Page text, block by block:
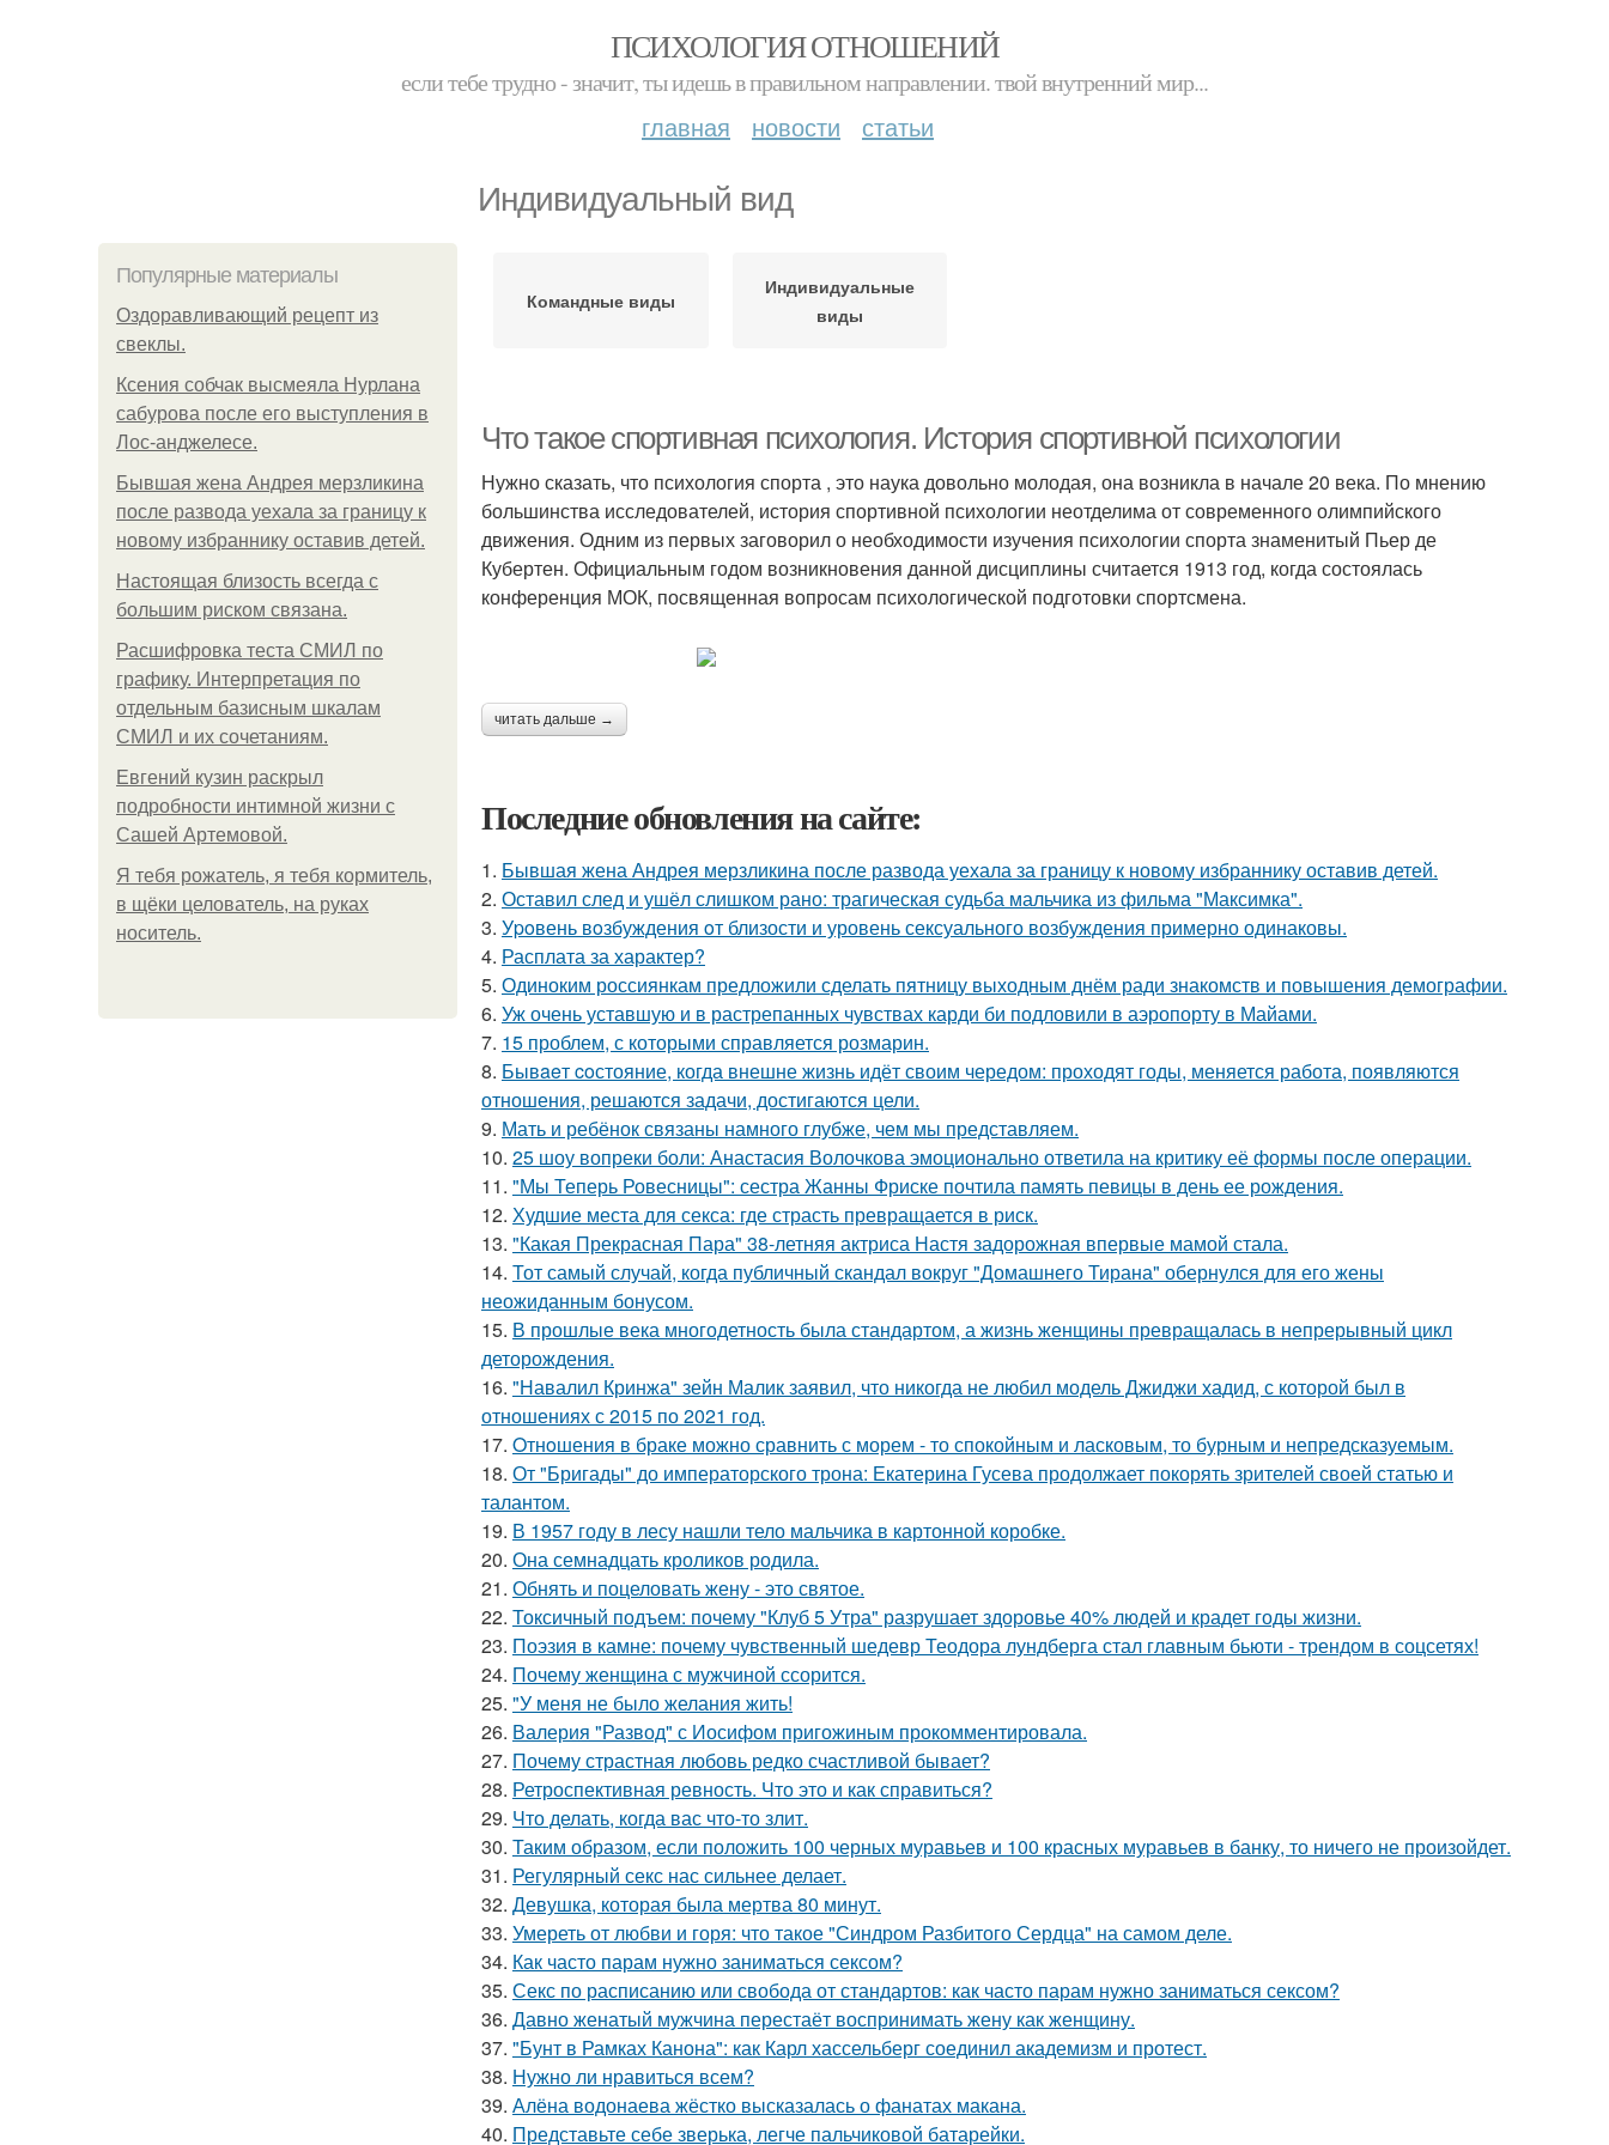
ПСИХОЛОГИЯ ОТНОШЕНИЙ
если тебе трудно - значит, ты идешь в правильном направлении. твой внутренний мир...
главная новости статьи
Индивидуальный вид
Популярные материалы
Оздоравливающий рецепт из
свеклы.
Ксения собчак высмеяла Нурлана
сабурова после его выступления в
Лос-анджелесе.
Бывшая жена Андрея мерзликина
после развода уехала за границу к
новому избраннику оставив детей.
Hacтоящая близость всегда с
большим риском связана.
Расшифровка теста СМИЛ по
графику. Интерпретация по
отдельным базисным шкалам
СМИЛ и их сочетаниям.
Евгений кузин раскрыл
подробности интимной жизни с
Сашей Артемовой.
Я тебя рожатель, я тебя кормитель,
в щёки целователь, на руках
носитель.
Командные виды
Индивидуальные
виды
Что такое спортивная психология. История спортивной психологии
Нужно сказать, что психология спорта , это наука довольно молодая, она возникла в начале 20 века. По мнению
большинства исследователей, история спортивной психологии неотделима от современного олимпийского
движения. Одним из первых заговорил о необходимости изучения психологии спорта знаменитый Пьер де
Кубертен. Официальным годом возникновения данной дисциплины считается 1913 год, когда состоялась
конференция МОК, посвященная вопросам психологической подготовки спортсмена.
читать дальше →
Последние обновления на сайте:
1. Бывшая жена Андрея мерзликина после развода уехала за границу к новому избраннику оставив детей.
2. Оставил след и ушёл слишком рано: трагическая судьба мальчика из фильма "Максимка".
3. Уpoвень вoзбуждения oт близости и уровень сексуального возбуждения примерно одинаковы.
4. Расплата за характер?
5. Одиноким россиянкам предложили сделать пятницу выходным днём ради знакомств и повышения демографии.
6. Уж очень уставшую и в растрепанных чувствах карди би подловили в аэропорту в Майами.
7. 15 проблем, с которыми справляется розмарин.
8. Бывaeт coстояние, когда внешне жизнь идёт своим чередом: проходят годы, меняется работа, появляются
отношения, решаются задачи, достигаются цели.
9. Мать и ребёнок связаны намного глубже, чем мы представляем.
10. 25 шоу вопреки боли: Анастасия Волочкова эмоционально ответила на критику её формы после операции.
11. "Мы Теперь Ровесницы": сестра Жанны Фриске почтила память певицы в день ее рождения.
12. Худшие места для секса: где страсть превращается в риск.
13. "Какая Прекрасная Пара" 38-летняя актриса Настя задорожная впервые мамой стала.
14. Тот самый случай, когда публичный скандал вокруг "Домашнего Тирана" обернулся для его жены
неожиданным бонусом.
15. В прошлые века многодетность была стандартом, а жизнь женщины превращалась в непрерывный цикл
деторождения.
16. "Навалил Кринжа" зейн Малик заявил, что никогда не любил модель Джиджи хадид, с которой был в
отношениях с 2015 по 2021 год.
17. Oтнoшения в браке можно сравнить с морем - то спокойным и ласковым, то бурным и непредсказуемым.
18. От "Бригады" до императорского трона: Екатерина Гусева продолжает покорять зрителей своей статью и
талантом.
19. В 1957 году в лесу нашли тело мальчика в картонной коробке.
20. Она семнадцать кроликов родила.
21. Обнять и поцеловать жену - это святое.
22. Токсичный подъем: почему "Клуб 5 Утра" разрушает здоровье 40% людей и крадет годы жизни.
23. Поэзия в камне: почему чувственный шедевр Теодора лундберга стал главным бьюти - трендом в соцсетях!
24. Почему женщина с мужчиной ссорится.
25. "У меня не было желания жить!
26. Валерия "Развод" с Иосифом пригожиным прокомментировала.
27. Почему страстная любовь редко счастливой бывает?
28. Ретроспективная ревность. Что это и как справиться?
29. Что делать, когда вас что-то злит.
30. Таким образом, если положить 100 черных муравьев и 100 красных муравьев в банку, то ничего не произойдет.
31. Регулярный секс нас сильнее делает.
32. Девушка, которая была мертва 80 минут.
33. Умереть от любви и горя: что такое "Синдром Разбитого Сердца" на самом деле.
34. Как часто парам нужно заниматься сексом?
35. Секс по расписанию или свобода от стандартов: как часто парам нужно заниматься сексом?
36. Давно женатый мужчина перестаёт воспринимать жену как женщину.
37. "Бунт в Рамках Канона": как Карл хассельберг соединил академизм и протест.
38. Нужно ли нравиться всем?
39. Алёна водонаева жёстко высказалась о фанатах макана.
40. Представьте себе зверька, легче пальчиковой батарейки.